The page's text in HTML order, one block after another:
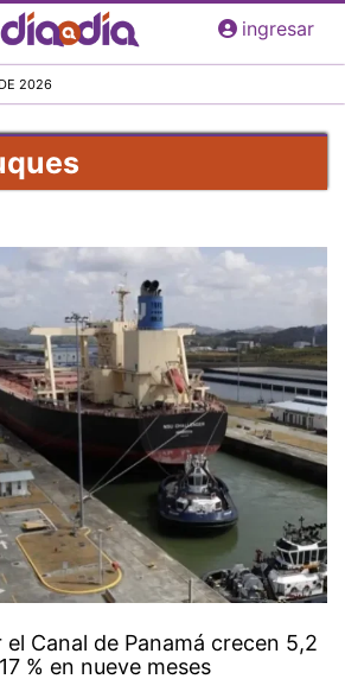
Pasar
al
principal
ingresar
2026
Canal de Panamá crecen 5,2
% en nueve meses